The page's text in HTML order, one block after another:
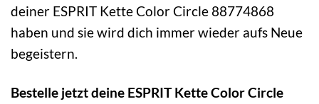
deiner ESPRIT Kette Color Circle 88774868
haben und sie wird dich immer wieder aufs Neue
begeistern.
Bestelle jetzt deine ESPRIT Kette Color Circle